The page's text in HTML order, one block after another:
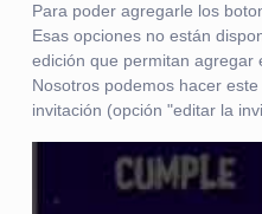
Para poder agregarle los
Esas opciones no están
edición que permitan agregar
Nosotros podemos hacer
invitación (opción "editar la